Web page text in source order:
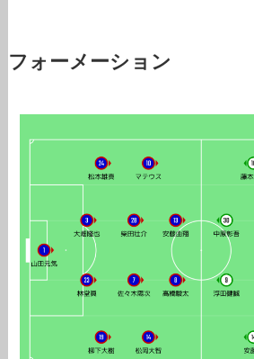
フォーメーション